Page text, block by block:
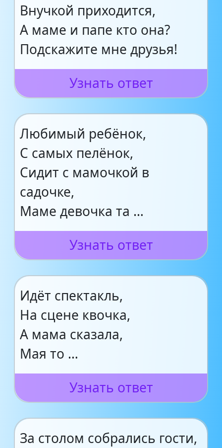
Внучкой приходится,
А маме и папе кто она?
Подскажите мне друзья!
Узнать ответ
Любимый ребёнок,
С самых пелёнок,
Сидит с мамочкой в
садочке,
Маме девочка та …
Узнать ответ
Идёт спектакль,
На сцене квочка,
А мама сказала,
Мая то …
Узнать ответ
За столом собрались гости,